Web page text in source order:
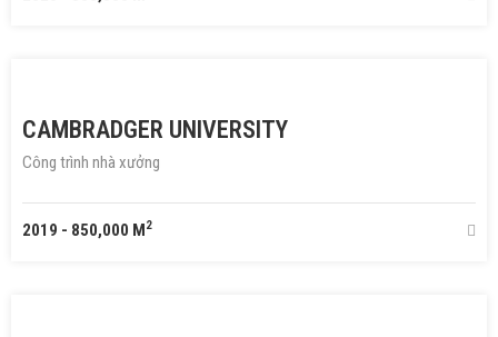
CAMBRADGER UNIVERSITY
Công trình nhà xưởng
2019 - 850,000 M2